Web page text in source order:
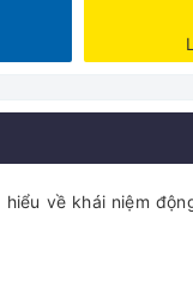
về khái niệm